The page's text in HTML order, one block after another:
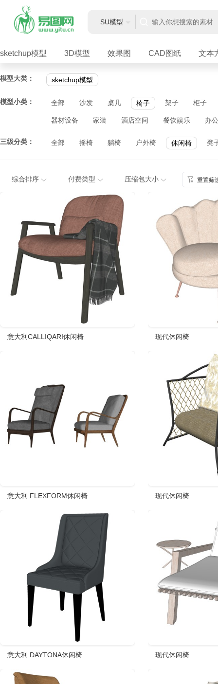
SU模型
sketchup模型 3D模型 效果图 CAD图纸 文本
模型大类： sketchup模型
模型小类： 全部 沙发 桌几 椅子 架子 柜子
器材设备 家装 酒店空间 餐饮娱乐 办
三级分类： 全部 摇椅 躺椅 户外椅 休闲椅 凳
综合排序 付费类型 压缩包大小 重置筛
意大利CALLIQARI休闲椅
意大利 FLEXFORM休闲椅
意大利 DAYTONA休闲椅
现代休闲椅
现代休闲椅
现代休闲椅